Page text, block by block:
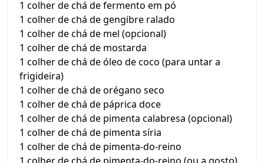
1 colher de chá de fermento em pó
1 colher de chá de gengibre ralado
1 colher de chá de mel (opcional)
1 colher de chá de mostarda
1 colher de chá de óleo de coco (para untar a
frigideira)
1 colher de chá de orégano seco
1 colher de chá de páprica doce
1 colher de chá de pimenta calabresa (opcional)
1 colher de chá de pimenta síria
1 colher de chá de pimenta-do-reino